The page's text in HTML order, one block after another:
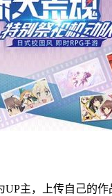
主，上传自己的